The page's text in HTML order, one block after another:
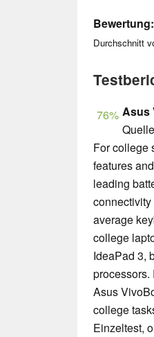
Bewertung:
Durchschnitt
76% Asus
For college
features
leading
average
college
IdeaPad 3,
processors.
Asus
college
Einzeltest,